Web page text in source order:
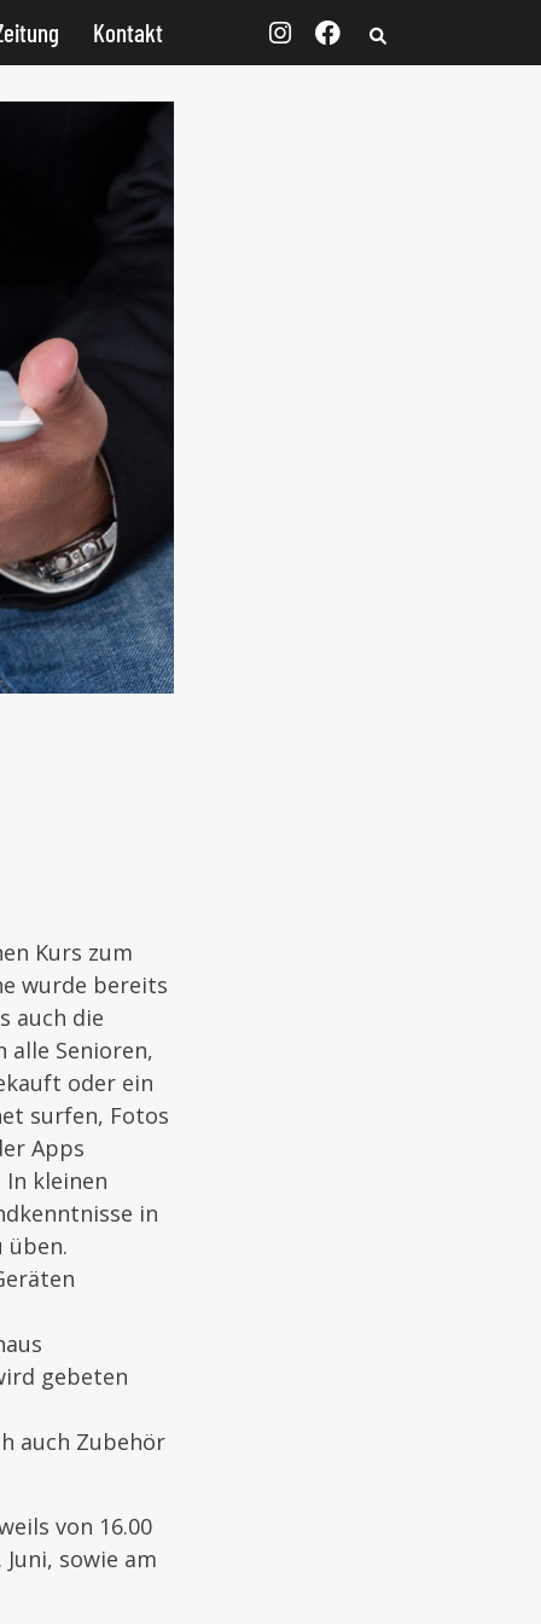
Kontakt
Kurs zum
wurde bereits
auch die
alle Senioren,
oder ein
surfen, Fotos
Apps
kleinen
in
üben.
gebeten
auch Zubehör
von 16.00
sowie am